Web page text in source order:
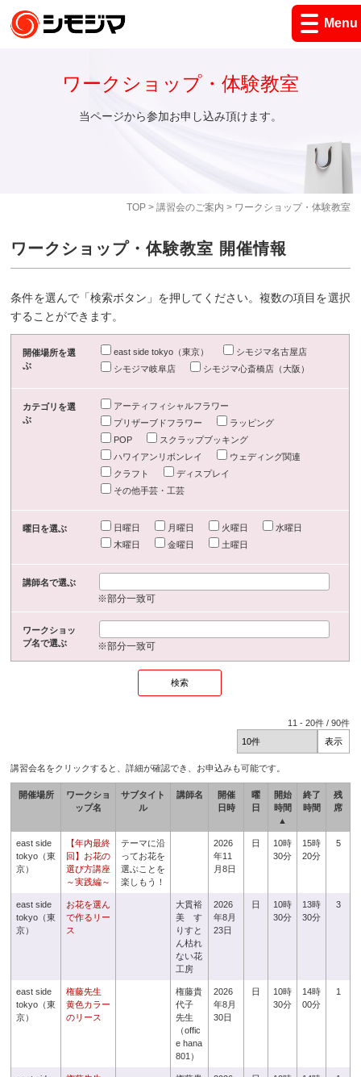
Menu
TOP> 講習会のご案内 > ワークショップ・体験教室
ワークショップ・体験教室
当ページから参加お申し込み頂けます。
ワークショップ・体験教室 開催情報
条件を選んで「検索ボタン」を押してください。複数の項目を選択
することができます。
開催場所を選
ぶ
east side tokyo（東京）
シモジマ名古屋店
シモジマ岐阜店
シモジマ心斎橋店（大阪）
カテゴリを選
ぶ
アーティフィシャルフラワー
プリザーブドフラワー
ラッピング
POP
スクラップブッキング
ハワイアンリボンレイ
ウェディング関連
クラフト
ディスプレイ
その他手芸・工芸
曜日を選ぶ 日曜日 月曜日 火曜日
水曜日
木曜日
金曜日 土曜日
講師名で選ぶ
※部分一致可
ワークショッ
プ名で選ぶ
※部分一致可
11 -20件 /90件
講習会名をクリックすると、詳細が確認でき、お申込みも可能です。
開催場所
ワークショ
ップ名
サブタイト
ル
講師名
開催
日時
曜
日
開始
時間
▲
終了
時間
残
席
east side
tokyo（東
京）
【年内最終
回】お花の
選び方講座
～実践編～
テーマに沿
ってお花を
選ぶことを
楽しもう！
2026
年11
月8日
日
10時
30分
15時
20分
5
east side
tokyo（東
京）
お花を選ん
で作るリー
ス
大貫裕
美 す
りすと
ん枯れ
ない花
工房
2026
年8月
23日
日
10時
30分
13時
30分
3
east side
tokyo（東
京）
権藤先生
黄色カラー
のリース
権藤貴
代子
先生
（offic
e hana
801）
2026
年8月
30日
日
10時
30分
14時
00分
1